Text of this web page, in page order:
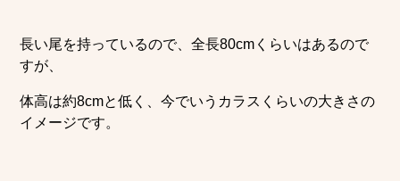
長い尾を持っているので、全長80cmくらいはあるので
すが、
体高は約8cmと低く、今でいうカラスくらいの大きさの
イメージです。